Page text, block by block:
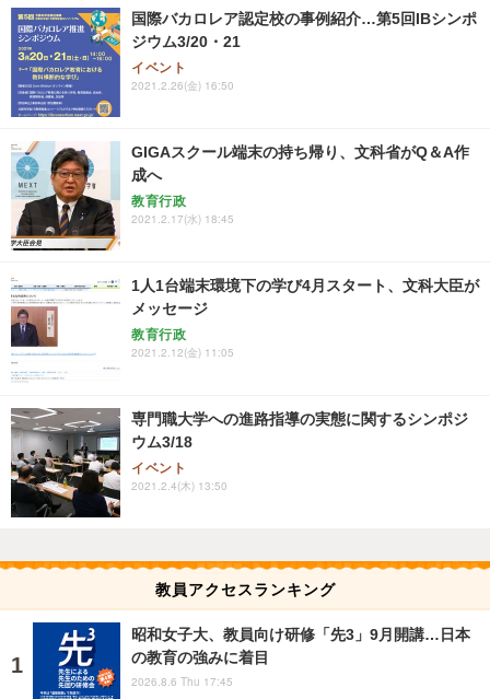
国際バカロレア認定校の事例紹介…第5回IBシンポ
ジウム3/20・21
イベント
2021.2.26(金) 16:50
GIGAスクール端末の持ち帰り、文科省がQ＆A作
成へ
教育行政
2021.2.17(水) 18:45
1人1台端末環境下の学び4月スタート、文科大臣が
メッセージ
教育行政
2021.2.12(金) 11:05
専門職大学への進路指導の実態に関するシンポジ
ウム3/18
イベント
2021.2.4(木) 13:50
教員アクセスランキング
昭和女子大、教員向け研修「先3」9月開講…日本
の教育の強みに着目
2026.8.6 Thu 17:45